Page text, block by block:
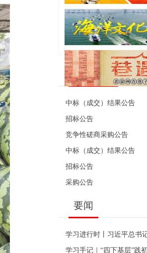
便民资讯
中标（成交）结果公告
招标公告
竞争性磋商采购公告
中标（成交）结果公告
招标公告
采购公告
要闻